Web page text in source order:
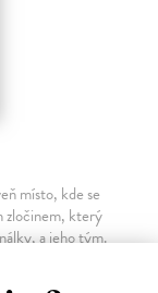
místo, kde se
zločinem, který
a jeho tým.